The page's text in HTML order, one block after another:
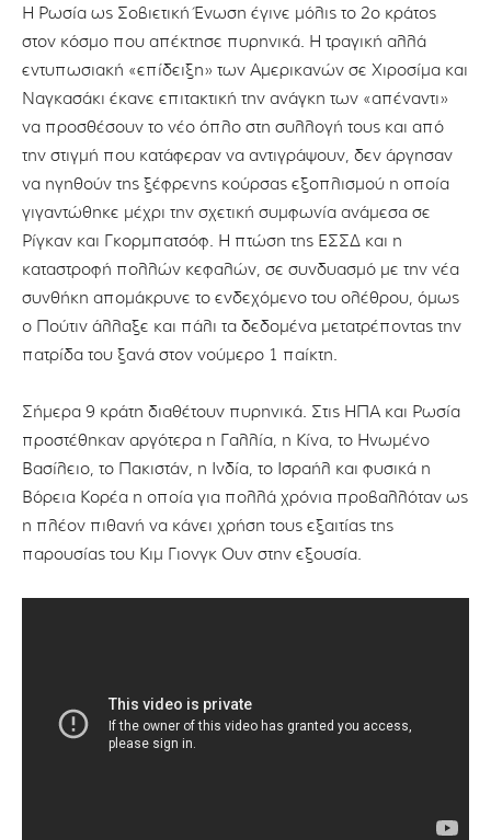
Η Ρωσία ως Σοβιετική Ένωση έγινε μόλις το 2ο κράτος
στον κόσμο που απέκτησε πυρηνικά. Η τραγική αλλά
εντυπωσιακή «επίδειξη» των Αμερικανών σε Χιροσίμα και
Ναγκασάκι έκανε επιτακτική την ανάγκη των «απέναντι»
να προσθέσουν το νέο όπλο στη συλλογή τους και από
την στιγμή που κατάφεραν να αντιγράψουν, δεν άργησαν
να ηγηθούν της ξέφρενης κούρσας εξοπλισμού η οποία
γιγαντώθηκε μέχρι την σχετική συμφωνία ανάμεσα σε
Ρίγκαν και Γκορμπατσόφ. Η πτώση της ΕΣΣΔ και η
καταστροφή πολλών κεφαλών, σε συνδυασμό με την νέα
συνθήκη απομάκρυνε το ενδεχόμενο του ολέθρου, όμως
ο Πούτιν άλλαξε και πάλι τα δεδομένα μετατρέποντας την
πατρίδα του ξανά στον νούμερο 1 παίκτη.
Σήμερα 9 κράτη διαθέτουν πυρηνικά. Στις ΗΠΑ και Ρωσία
προστέθηκαν αργότερα η Γαλλία, η Κίνα, το Ηνωμένο
Βασίλειο, το Πακιστάν, η Ινδία, το Ισραήλ και φυσικά η
Βόρεια Κορέα η οποία για πολλά χρόνια προβαλλόταν ως
η πλέον πιθανή να κάνει χρήση τους εξαιτίας της
παρουσίας του Κιμ Γιονγκ Ουν στην εξουσία.